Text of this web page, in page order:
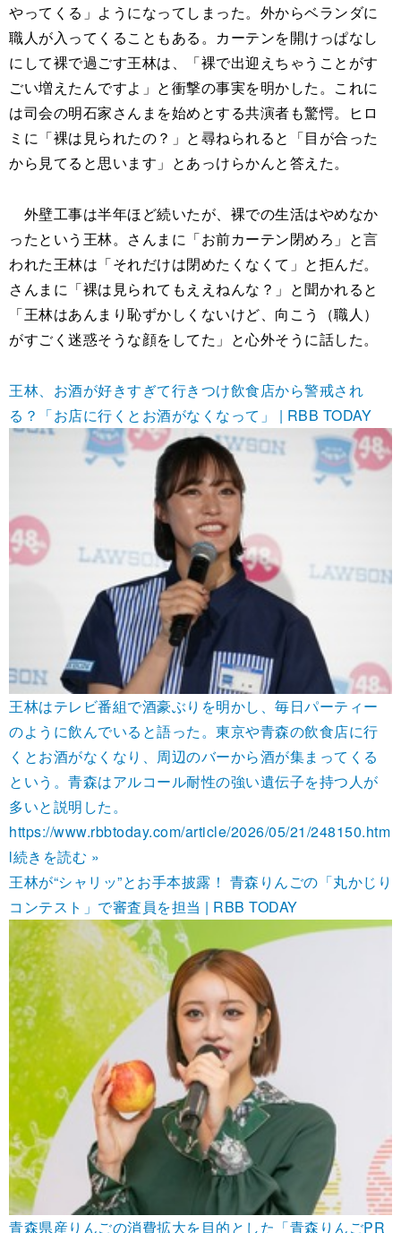
やってくる」ようになってしまった。外からベランダに
職人が入ってくることもある。カーテンを開けっぱなし
にして裸で過ごす王林は、「裸で出迎えちゃうことがす
ごい増えたんですよ」と衝撃の事実を明かした。これに
は司会の明石家さんまを始めとする共演者も驚愕。ヒロ
ミに「裸は見られたの？」と尋ねられると「目が合った
から見てると思います」とあっけらかんと答えた。
外壁工事は半年ほど続いたが、裸での生活はやめなか
ったという王林。さんまに「お前カーテン閉めろ」と言
われた王林は「それだけは閉めたくなくて」と拒んだ。
さんまに「裸は見られてもええねんな？」と聞かれると
「王林はあんまり恥ずかしくないけど、向こう（職人）
がすごく迷惑そうな顔をしてた」と心外そうに話した。
王林、お酒が好きすぎて行きつけ飲食店から警戒され
る？「お店に行くとお酒がなくなって」 | RBB TODAY
王林はテレビ番組で酒豪ぶりを明かし、毎日パーティー
のように飲んでいると語った。東京や青森の飲食店に行
くとお酒がなくなり、周辺のバーから酒が集まってくる
という。青森はアルコール耐性の強い遺伝子を持つ人が
多いと説明した。
https://www.rbbtoday.com/article/2026/05/21/248150.htm
l続きを読む »
王林が“シャリッ”とお手本披露！ 青森りんごの「丸かじり
コンテスト」で審査員を担当 | RBB TODAY
青森県産りんごの消費拡大を目的とした「青森りんごPR